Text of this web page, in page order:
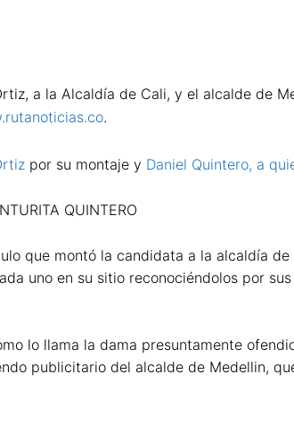
a la Alcaldía de Cali, y el alcalde de
.
por su montaje y Daniel Quintero, a
QUINTERO
que montó la candidata a la alcaldía
uno en su sitio reconociéndolos por
lo llama la dama presuntamente
publicitario del alcalde de Medellin,